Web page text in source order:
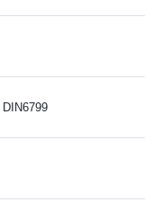
DIN6799